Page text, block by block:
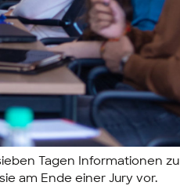
Tagen Informationen zu
am Ende einer Jury vor.